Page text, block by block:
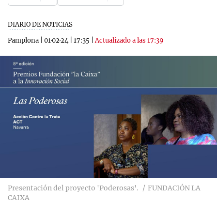
DIARIO DE NOTICIAS
Pamplona
01·02·24 17:35 |Actualizado a las 17:39
Presentación del proyecto 'Poderosas'.
FUNDACIÓN LA
CAIXA